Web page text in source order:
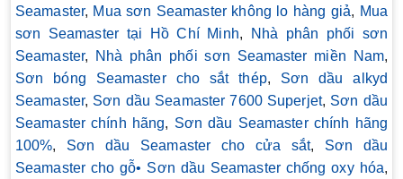
Seamaster, Mua sơn Seamaster không lo hàng giả, Mua
sơn Seamaster tại Hồ Chí Minh,
Nhà phân phối sơn
Seamaster, Nhà phân phối sơn Seamaster miền Nam,
Sơn bóng Seamaster cho sắt thép, Sơn dầu alkyd
Seamaster, Sơn dầu Seamaster 7600 Superjet, Sơn dầu
Seamaster chính hãng, Sơn dầu Seamaster chính hãng
100%, Sơn dầu Seamaster cho cửa sắt, Sơn dầu
Seamaster cho gỗ• Sơn dầu Seamaster chống oxy hóa,